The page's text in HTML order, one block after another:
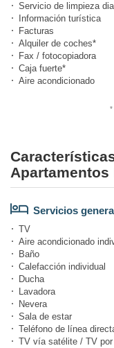
Servicio de limpieza
Información turística
Facturas
Alquiler de coches*
Fax / fotocopiadora
Caja fuerte*
Aire acondicionado
*
Apartamentos
Servicios
TV
Aire acondicionado
Baño
Calefacción individual
Ducha
Lavadora
Nevera
Sala de estar
Teléfono de línea
TV vía satélite / TV